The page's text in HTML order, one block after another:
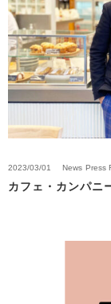
2023/03/01 News Press
カフェ・カンパニ